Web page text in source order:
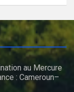
au Mercure
: Cameroun–